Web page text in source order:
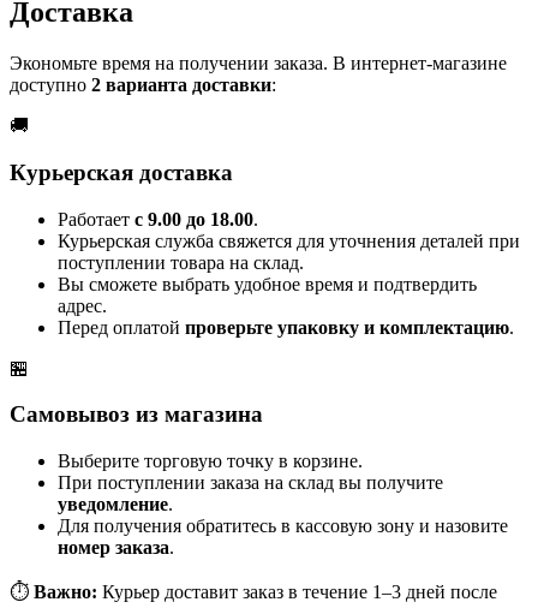
Доставка
Экономьте время на получении заказа. В интернет-магазине
доступно 2 варианта доставки:
🚚
Курьерская доставка
Работает с 9.00 до 18.00.
Курьерская служба свяжется для уточнения деталей при
поступлении товара на склад.
Вы сможете выбрать удобное время и подтвердить
адрес.
Перед оплатой проверьте упаковку и комплектацию.
🏪
Самовывоз из магазина
Выберите торговую точку в корзине.
При поступлении заказа на склад вы получите
уведомление.
Для получения обратитесь в кассовую зону и назовите
номер заказа.
⏱️ Важно: Курьер доставит заказ в течение 1–3 дней после